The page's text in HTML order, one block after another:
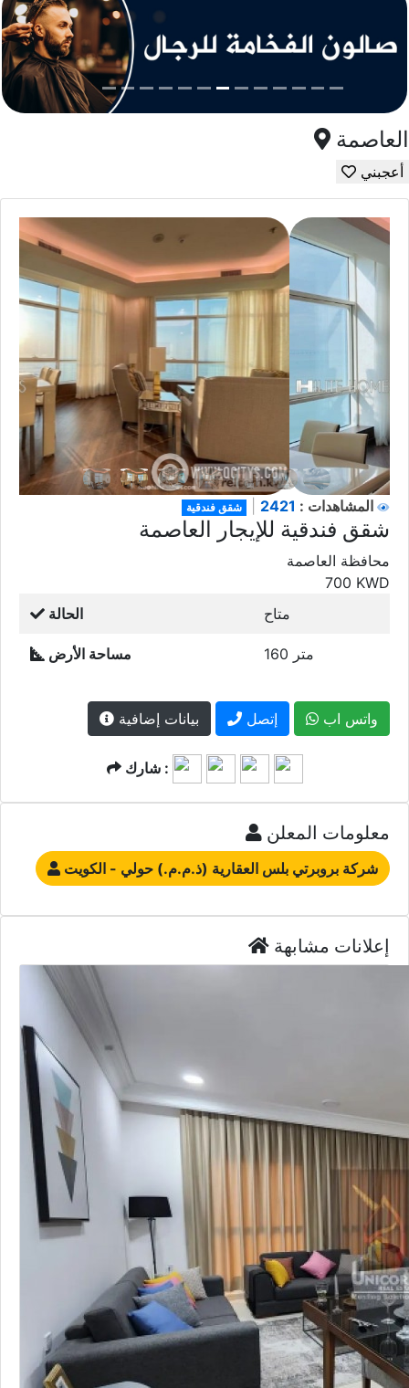
العاصمة
أعجبني
شقق فندقية المشاهدات :
شقق فندقية للإيجار العاصمة
محافظة العاصمة
700 KWD
الحالة
متاح
مساحة الأرض 160 متر
بيانات إضافية إتصل واتس اب
شارك :
معلومات المعلن
شركة بروبرتي بلس العقارية (ذ.م.م.) حولي - الكويت
إعلانات مشابهة